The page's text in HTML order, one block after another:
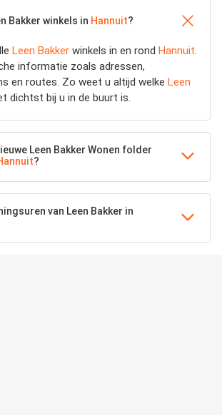
Bakker winkels in Hannuit?
Leen Bakker winkels in en rond Hannuit.
informatie zoals adressen,
en routes. Zo weet u altijd welke Leen
dichtst bij u in de buurt is.
Leen Bakker Wonen folder
?
van Leen Bakker in